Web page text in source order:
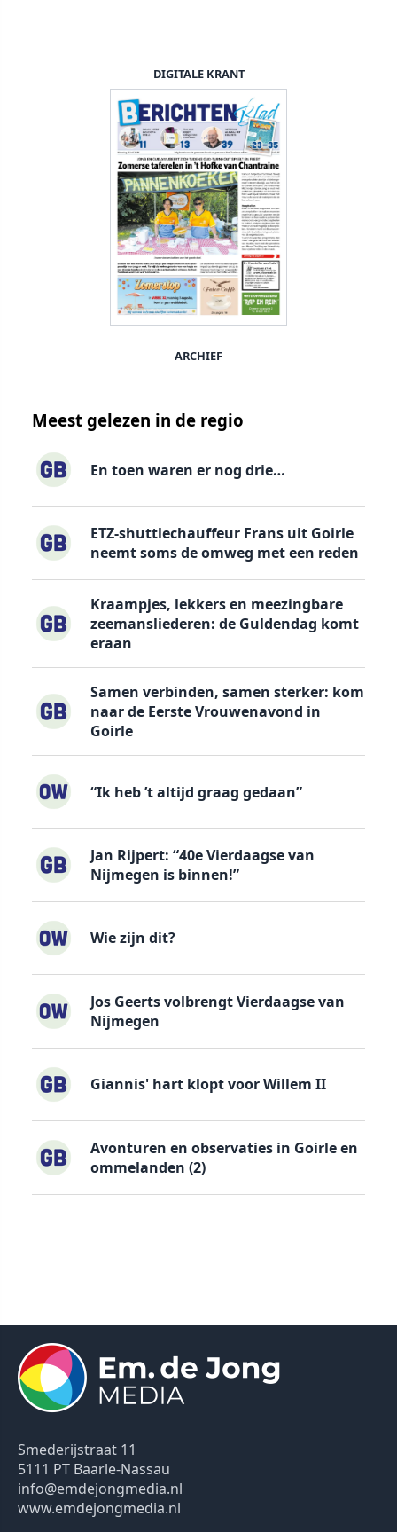
DIGITALE KRANT
ARCHIEF
Meest gelezen in de regio
En toen waren er nog drie…
ETZ-shuttlechauffeur Frans uit Goirle
neemt soms de omweg met een reden
Kraampjes, lekkers en meezingbare
zeemansliederen: de Guldendag komt
eraan
Samen verbinden, samen sterker: kom
naar de Eerste Vrouwenavond in
Goirle
“Ik heb ’t altijd graag gedaan”
Jan Rijpert: “40e Vierdaagse van
Nijmegen is binnen!”
Wie zijn dit?
Jos Geerts volbrengt Vierdaagse van
Nijmegen
Giannis' hart klopt voor Willem II
Avonturen en observaties in Goirle en
ommelanden (2)
Smederijstraat 11
5111 PT Baarle-Nassau
info@emdejongmedia.nl
www.emdejongmedia.nl